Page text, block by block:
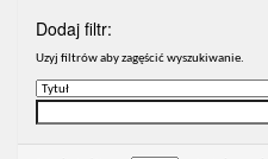
Dodaj filtr:
Uzyj filtrów aby zagęścić wyszukiwanie.